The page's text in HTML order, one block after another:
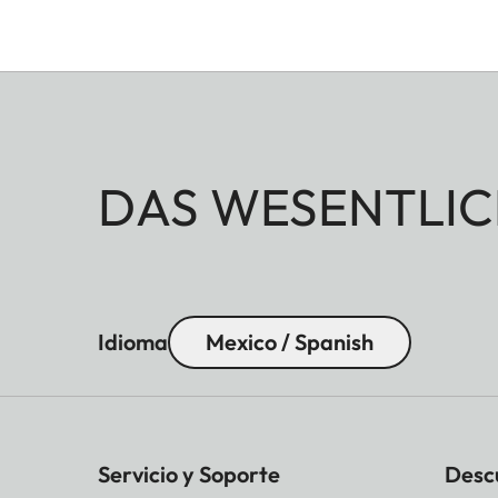
DAS
Idioma Mexico / Spanish
Servicio y Soporte